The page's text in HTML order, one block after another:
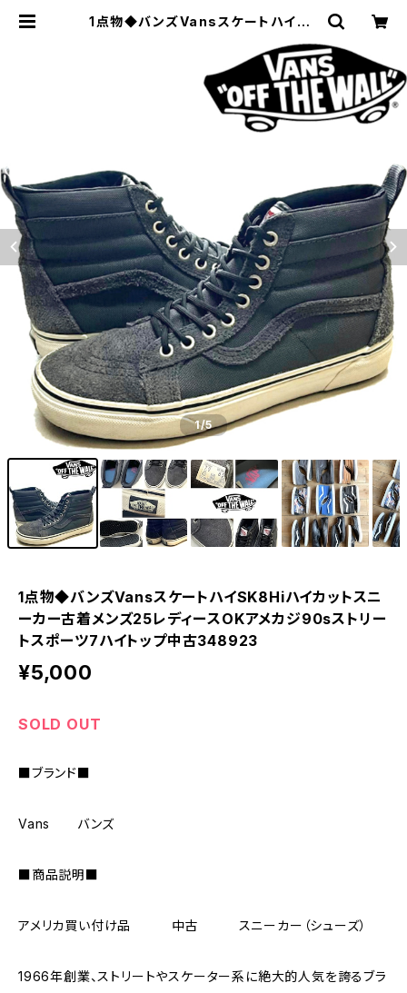
1点物◆バンズVansスケートハイSK
25レディースOKアメカジ90sストリ
ートスポーツ7ハイトップ中古3489
23 | 古着屋カチカチ 東京都北区 JR
王子駅前で実店舗展開中 通販もOK
Tokyo Japan
1/5
1点物◆バンズVansスケートハイSK8Hiハイカットスニ
ーカー古着メンズ25レディースOKアメカジ90sストリー
トスポーツ7ハイトップ中古348923
¥5,000
SOLD OUT
■ブランド■
Vans バンズ
■商品説明■
アメリカ買い付け品 中古 スニーカー（シューズ）
1966年創業、ストリートやスケーター系に絶大的人気を誇るブラ